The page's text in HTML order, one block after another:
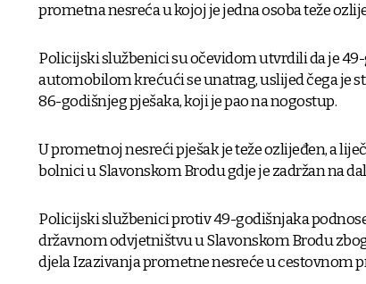
prometna nesreća u kojoj je jedna osoba teže
Policijski službenici su očevidom utvrdili da je
automobilom krećući se unatrag, uslijed čega je
86-godišnjeg pješaka, koji je pao na nogostup.
U prometnoj nesreći pješak je teže ozlijeđen, a
bolnici u Slavonskom Brodu gdje je zadržan na
Policijski službenici protiv 49-godišnjaka
državnom odvjetništvu u Slavonskom Brodu
djela Izazivanja prometne nesreće u cestovnom